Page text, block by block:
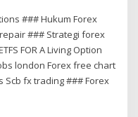
### Hukum Forex
### Strategi forex
FOR A Living Option
london Forex free chart
Scb fx trading ### Forex